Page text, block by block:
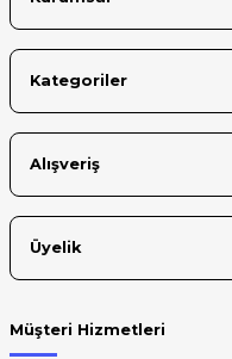
Kategoriler
Alışveriş
Üyelik
Müşteri Hizmetleri